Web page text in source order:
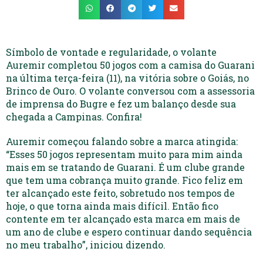
Símbolo de vontade e regularidade, o volante
Auremir completou 50 jogos com a camisa do Guarani
na última terça-feira (11), na vitória sobre o Goiás, no
Brinco de Ouro. O volante conversou com a assessoria
de imprensa do Bugre e fez um balanço desde sua
chegada a Campinas. Confira!
Auremir começou falando sobre a marca atingida:
“Esses 50 jogos representam muito para mim ainda
mais em se tratando de Guarani. É um clube grande
que tem uma cobrança muito grande. Fico feliz em
ter alcançado este feito, sobretudo nos tempos de
hoje, o que torna ainda mais difícil. Então fico
contente em ter alcançado esta marca em mais de
um ano de clube e espero continuar dando sequência
no meu trabalho”, iniciou dizendo.